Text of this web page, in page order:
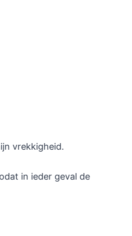
vrekkigheid.
in ieder geval de